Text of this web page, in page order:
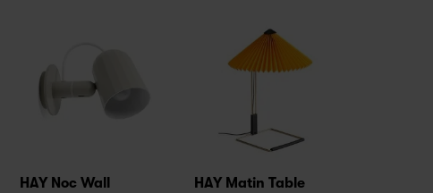
HAY Noc Wall
HAY Matin Table